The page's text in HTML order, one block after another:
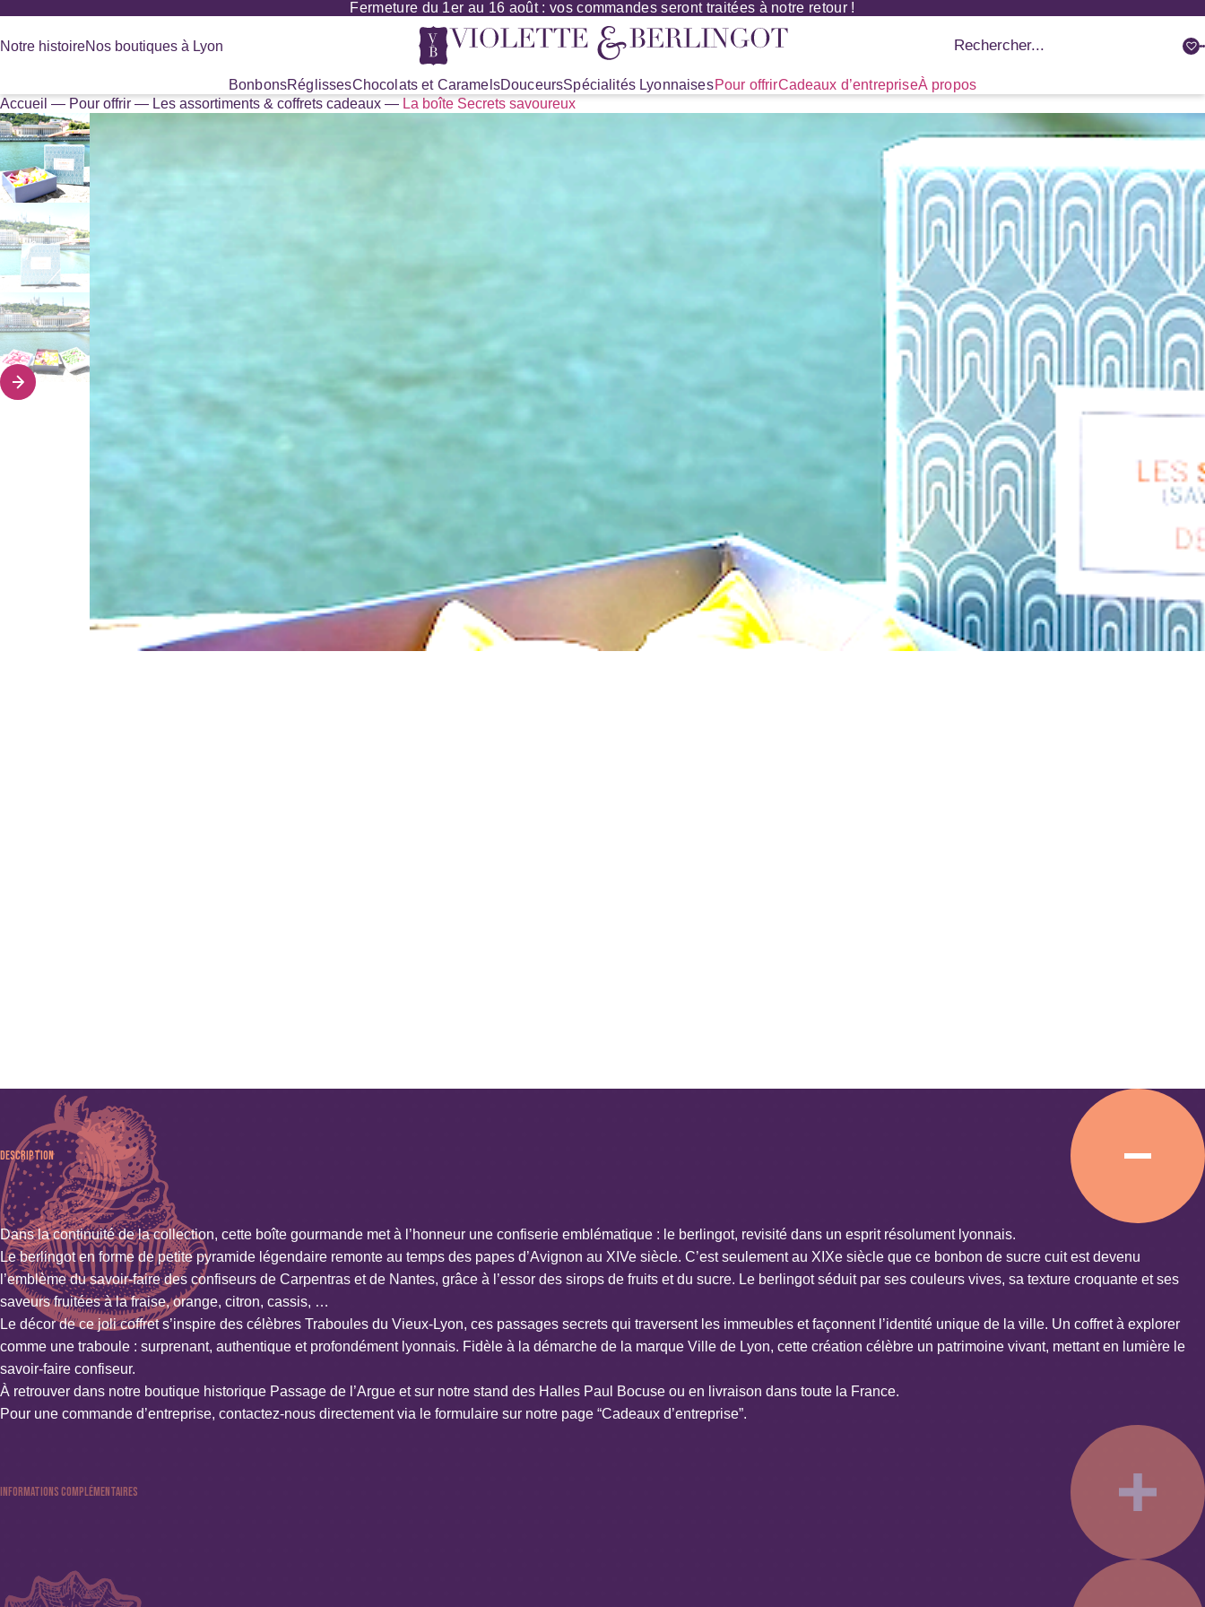
Fermeture du 1er au 16 août : vos commandes seront traitées à notre retour !
Notre histoireNos boutiques à Lyon
BonbonsRéglissesChocolats et CaramelsDouceursSpécialités LyonnaisesPour offrirCadeaux d’entrepriseÀ propos
Recherche
produits
Accueil — Pour offrir — Les assortiments & coffrets cadeaux — La boîte Secrets savoureux
Description
Dans la continuité de la collection, cette boîte gourmande met à l’honneur une confiserie emblématique : le berlingot, revisité dans un esprit résolument lyonnais.
Le berlingot en forme de petite pyramide légendaire remonte au temps des papes d’Avignon au XIVe siècle. C’est seulement au XIXe siècle que ce bonbon de sucre cuit est devenu
l’emblème du savoir-faire des confiseurs de Carpentras et de Nantes, grâce à l’essor des sirops de fruits et du sucre. Le berlingot séduit par ses couleurs vives, sa texture croquante et ses
saveurs fruitées à la fraise, orange, citron, cassis, …
Le décor de ce joli coffret s’inspire des célèbres Traboules du Vieux-Lyon, ces passages secrets qui traversent les immeubles et façonnent l’identité unique de la ville. Un coffret à explorer
comme une traboule : surprenant, authentique et profondément lyonnais. Fidèle à la démarche de la marque Ville de Lyon, cette création célèbre un patrimoine vivant, mettant en lumière le
savoir-faire confiseur.
À retrouver dans notre boutique historique Passage de l’Argue et sur notre stand des Halles Paul Bocuse ou en livraison dans toute la France.
Pour une commande d’entreprise, contactez-nous directement via le formulaire sur notre page “Cadeaux d’entreprise”.
Informations complémentaires
Poids : 0.3 kg
Couleur : Blanc, Bleu, Multi-couleur